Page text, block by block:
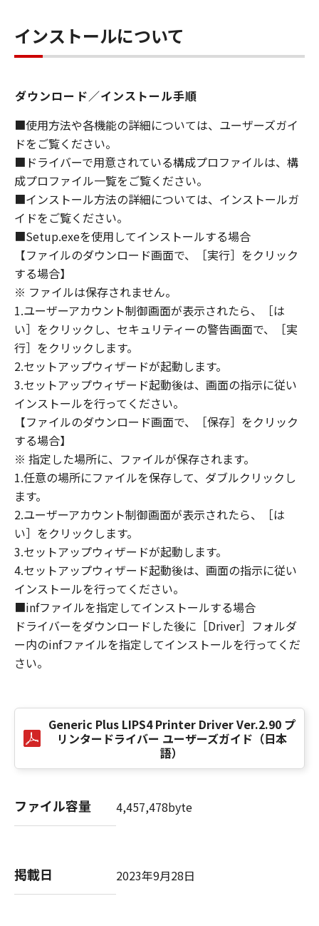
お客様は、日本国政府または関連する外国政府
より必要な許可等を得ることなしに、「本ソフ
６．サポートおよびアップデート
キヤノン、キヤノンの子会社、関係会社、それ
らの販売代理店および販売店、並びにキヤノン
のライセンサーは、お客様による「本ソフトウ
ェア」の使用を支援すること、および「本ソフ
トウェア」に対してアップデート、バグの修正
あるいはサポートを行うことについて、いかな
る責任も負うものではありません。
７．保証の否認・免責
(1) 「本ソフトウェア」は、『現状のまま』の
状態で使用許諾されます。キヤノン、キヤノン
のライセンサー、キヤノンの子会社、キヤノン
の関連会社、それらの販売代理店または販売店
のいずれも、「本ソフトウェア」に関して、商
品性および特定の目的への適合性の保証を含
め、いかなる保証も、明示たると黙示たるとを
問わず一切しないものとします。
(2) キヤノン、キヤノンのライセンサー、キヤノ
ンの子会社、キヤノンの関連会社、それらの販
売代理店または販売店のいずれも、「本ソフト
ウェア」の使用または使用不能から生ずるいか
は付随的な損害を含むがこれらに限定されない
全ての損害を言います。）について、適用法で
認められる限り、一切の責任を負わないものと
します。たとえ、キヤノン、キヤノンのライセ
ンサー、キヤノンの子会社、キヤノンの関連会
社、それらの販売代理店または販売店がかかる
損害の可能性について知らされていた場合でも
同様です。
(3) キヤノン、キヤノンのライセンサー、キヤノ
ンの子会社、キヤノンの関連会社、それらの販
起因または関連してお客様と第三者との間に生
じたいかなる紛争についても、一切責任を負わ
ないものとします。
(1) 本契約書は、お客様が、『同意』を示す下
記のボタンをクリックした時点、または「本ソ
効に存続します。
(2) お客様は、「本ソフトウェア」およびその
インストールについて
ダウンロード／インストール手順
■使用方法や各機能の詳細については、ユーザーズガイ
ドをご覧ください。
■ドライバーで用意されている構成プロファイルは、構
成プロファイル一覧をご覧ください。
■インストール方法の詳細については、インストールガ
イドをご覧ください。
■Setup.exeを使用してインストールする場合
【ファイルのダウンロード画面で、［実行］をクリック
する場合】
※ ファイルは保存されません。
1.ユーザーアカウント制御画面が表示されたら、［は
い］をクリックし、セキュリティーの警告画面で、［実
行］をクリックします。
2.セットアップウィザードが起動します。
3.セットアップウィザード起動後は、画面の指示に従い
インストールを行ってください。
【ファイルのダウンロード画面で、［保存］をクリック
する場合】
※ 指定した場所に、ファイルが保存されます。
1.任意の場所にファイルを保存して、ダブルクリックし
ます。
2.ユーザーアカウント制御画面が表示されたら、［は
い］をクリックします。
3.セットアップウィザードが起動します。
4.セットアップウィザード起動後は、画面の指示に従い
インストールを行ってください。
■infファイルを指定してインストールする場合
ドライバーをダウンロードした後に［Driver］フォルダ
ー内のinfファイルを指定してインストールを行ってくだ
さい。
Generic Plus LIPS4 Printer Driver Ver.2.90 プ
リンタードライバー ユーザーズガイド（日本
語）
ファイル容量 4,457,478byte
掲載日 2023年9月28日